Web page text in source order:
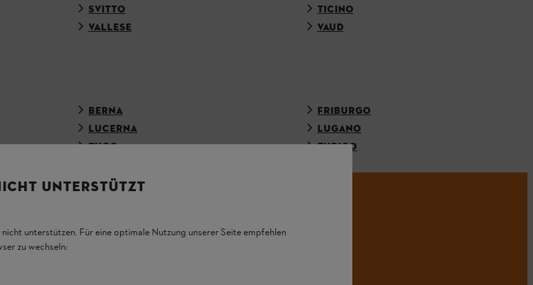
SVITTO
TICINO
VALLESE
VAUD
BERNA
FRIBURGO
LUCERNA
LUGANO
ZUGO ZURIGO
UNTERSTÜTZT
unterstützen. Für eine optimale Nutzung unserer Seite empfehlen
zu wechseln: